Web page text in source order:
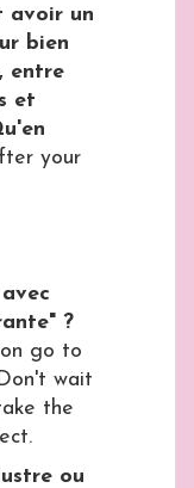
avoir un
bien
entre
et
your
?
go to
wait
the
ou